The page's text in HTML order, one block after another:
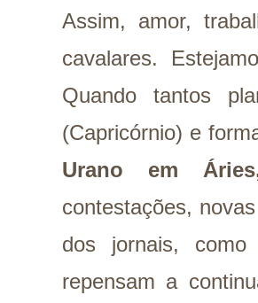
Assim, amor,
cavalares.
Quando tantos
(Capricórnio) e
Urano em
contestações,
dos jornais,
repensam a